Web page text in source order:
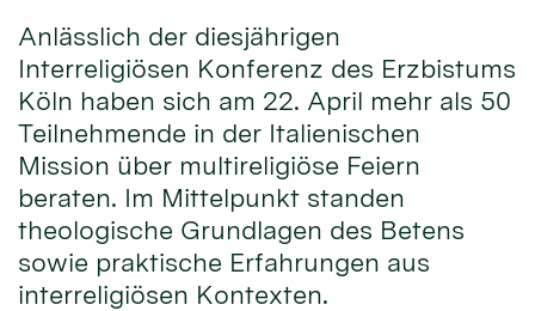
Anlässlich der diesjährigen
Interreligiösen Konferenz des Erzbistums
Köln haben sich am 22. April mehr als 50
Teilnehmende in der Italienischen
Mission über multireligiöse Feiern
beraten. Im Mittelpunkt standen
theologische Grundlagen des Betens
sowie praktische Erfahrungen aus
interreligiösen Kontexten.